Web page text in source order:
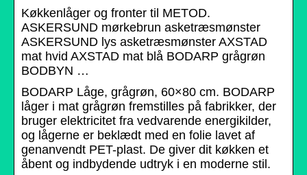
Køkkenlåger og fronter til METOD.
ASKERSUND mørkebrun asketræsmønster
ASKERSUND lys asketræsmønster AXSTAD
mat hvid AXSTAD mat blå BODARP grågrøn
BODBYN …
BODARP Låge, grågrøn, 60×80 cm. BODARP
låger i mat grågrøn fremstilles på fabrikker, der
bruger elektricitet fra vedvarende energikilder,
og lågerne er beklædt med en folie lavet af
genanvendt PET-plast. De giver dit køkken et
åbent og indbydende udtryk i en moderne stil.